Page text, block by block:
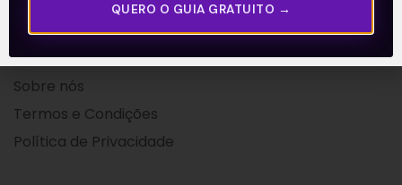
A Levante
Sobre nós
Termos e Condições
Política de Privacidade
QUERO O GUIA GRATUITO →